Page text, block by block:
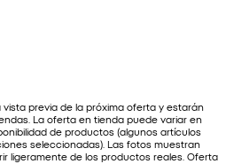
previa de la próxima oferta y estarán
La oferta en tienda puede variar en
de productos (algunos artículos
seleccionadas). Las fotos muestran
ligeramente de los productos reales. Oferta